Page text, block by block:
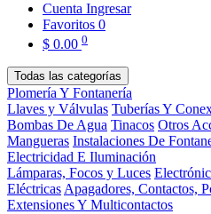
Cuenta Ingresar
Favoritos 0
$ 0.00 0
Todas las categorías
Plomería Y Fontanería
Llaves y Válvulas Tuberías Y
Bombas De Agua Tinacos Otros
Mangueras Instalaciones De
Electricidad E Iluminación
Lámparas, Focos y Luces
Eléctricas Apagadores, Contactos,
Extensiones Y Multicontactos